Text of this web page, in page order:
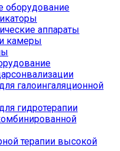
оборудование
аппараты
камеры
галоингаляционной
гидротерапии
терапии высокой